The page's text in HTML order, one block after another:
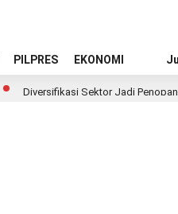
PILPRES EKONOMI
Diversifikasi Sektor Jadi Penopang,